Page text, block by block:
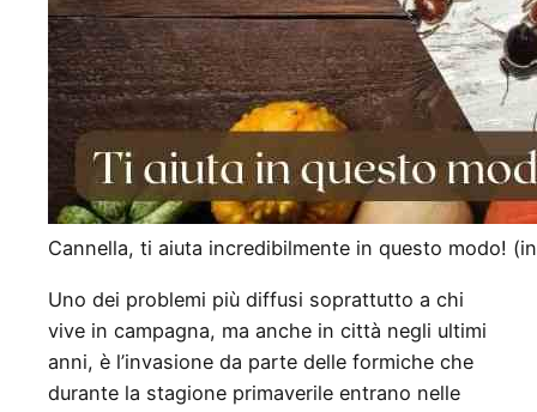
Cannella, ti aiuta incredibilmente in questo modo!
Uno dei problemi più diffusi soprattutto a chi
vive in campagna, ma anche in città negli ultimi
anni, è l’invasione da parte delle formiche che
durante la stagione primaverile entrano nelle